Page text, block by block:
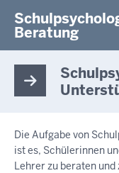
hier
Beratung
Die Aufgabe von
ist es, Schülerinnen
Lehrer zu beraten